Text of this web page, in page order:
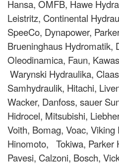
Hansa, OMFB, Hawe
Leistritz, Continental
SpeeCo, Dynapower,
Brueninghaus Hydromatik,
Oleodinamica, Faun,
Warynski Hydraulika,
Samhydraulik, Hitachi,
Wacker, Danfoss, sauer
Hidrocel, Mitsubishi,
Voith, Bomag, Voac,
Hinomoto, Tokiwa, Parker
Pavesi, Calzoni, Bosch,